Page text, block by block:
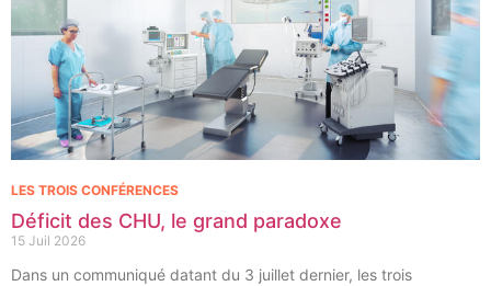
Déficit des CHU, le grand paradoxe
15 Juil 2026
LES TROIS CONFÉRENCES
Dans un communiqué datant du 3 juillet dernier, les trois